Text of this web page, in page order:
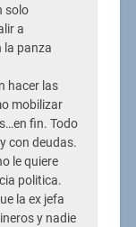
solo
a
la panza
hacer las
mobilizar
fin. Todo
con deudas.
le quiere
politica.
la ex jefa
y nadie